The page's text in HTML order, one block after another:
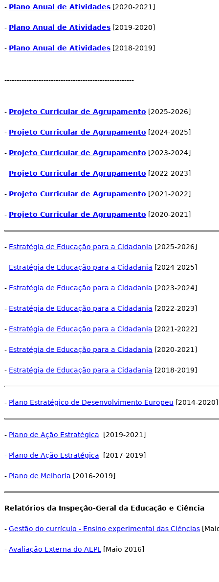
- Plano Anual de Atividades [2020-2021]
- Plano Anual de Atividades [2019-2020]
- Plano Anual de Atividades [2018-2019]
-----------------------------------------------------
- Projeto Curricular de Agrupamento [2025-2026]
- Projeto Curricular de Agrupamento [2024-2025]
- Projeto Curricular de Agrupamento [2023-2024]
- Projeto Curricular de Agrupamento [2022-2023]
- Projeto Curricular de Agrupamento [2021-2022]
- Projeto Curricular de Agrupamento [2020-2021]
- Estratégia de Educação para a Cidadania [2025-2026]
- Estratégia de Educação para a Cidadania [2024-2025]
- Estratégia de Educação para a Cidadania [2023-2024]
- Estratégia de Educação para a Cidadania [2022-2023]
- Estratégia de Educação para a Cidadania [2021-2022]
- Estratégia de Educação para a Cidadania [2020-2021]
- Estratégia de Educação para a Cidadania [2018-2019]
- Plano Estratégico de Desenvolvimento Europeu [2014-2020]
- Plano de Ação Estratégica [2019-2021]
- Plano de Ação Estratégica [2017-2019]
- Plano de Melhoria [2016-2019]
Relatórios da Inspeção-Geral da Educação e Ciência
- Gestão do currículo - Ensino experimental das Ciências
- Avaliação Externa do AEPL [Maio 2016]